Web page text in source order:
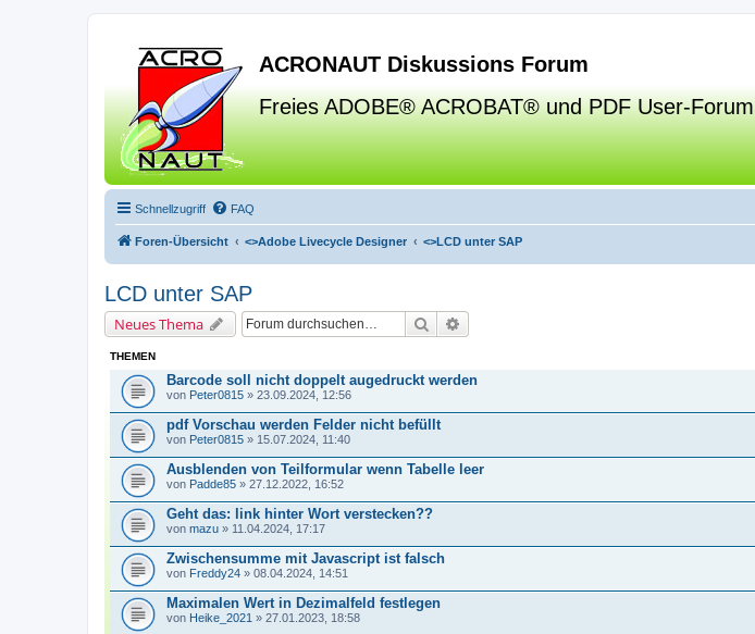
ACRONAUT Diskussions Forum
Freies ADOBE® ACROBAT® und PDF User-Forum
Schnellzugriff FAQ
Foren-Übersicht <>Adobe Livecycle Designer <>LCD unter SAP
LCD unter SAP
Neues Thema Suche
THEMEN
Barcode soll nicht doppelt augedruckt werden
von Peter0815 » 23.09.2024, 12:56
pdf Vorschau werden Felder nicht befüllt
von Peter0815 » 15.07.2024, 11:40
Ausblenden von Teilformular wenn Tabelle leer
von Padde85 » 27.12.2022, 16:52
Geht das: link hinter Wort verstecken??
von mazu » 11.04.2024, 17:17
Zwischensumme mit Javascript ist falsch
von Freddy24 » 08.04.2024, 14:51
Maximalen Wert in Dezimalfeld festlegen
von Heike_2021 » 27.01.2023, 18:58